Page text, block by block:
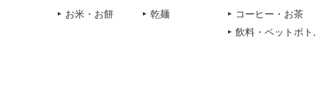
お米・お餅 乾麺
コーヒー・お茶
飲料・ペットボト